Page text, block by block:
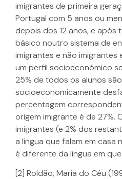
imigrantes de primeira
Portugal com 5 anos ou
depois dos 12 anos, e após
básico noutro sistema de
imigrantes e não imigrantes
um perfil socioeconómico
25% de todos os alunos
socioeconomicamente
percentagem
origem imigrante é de 27%.
imigrantes (e 2% dos
a língua que falam em casa
é diferente da língua em
[2] Roldão, Maria do Céu